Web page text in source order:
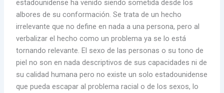
estadounidense ha venido siendo sometida desde los
albores de su conformación. Se trata de un hecho
irrelevante que no define en nada a una persona, pero al
verbalizar el hecho como un problema ya se lo está
tornando relevante. El sexo de las personas o su tono de
piel no son en nada descriptivos de sus capacidades ni de
su calidad humana pero no existe un solo estadounidense
que pueda escapar al problema racial o de los sexos, lo